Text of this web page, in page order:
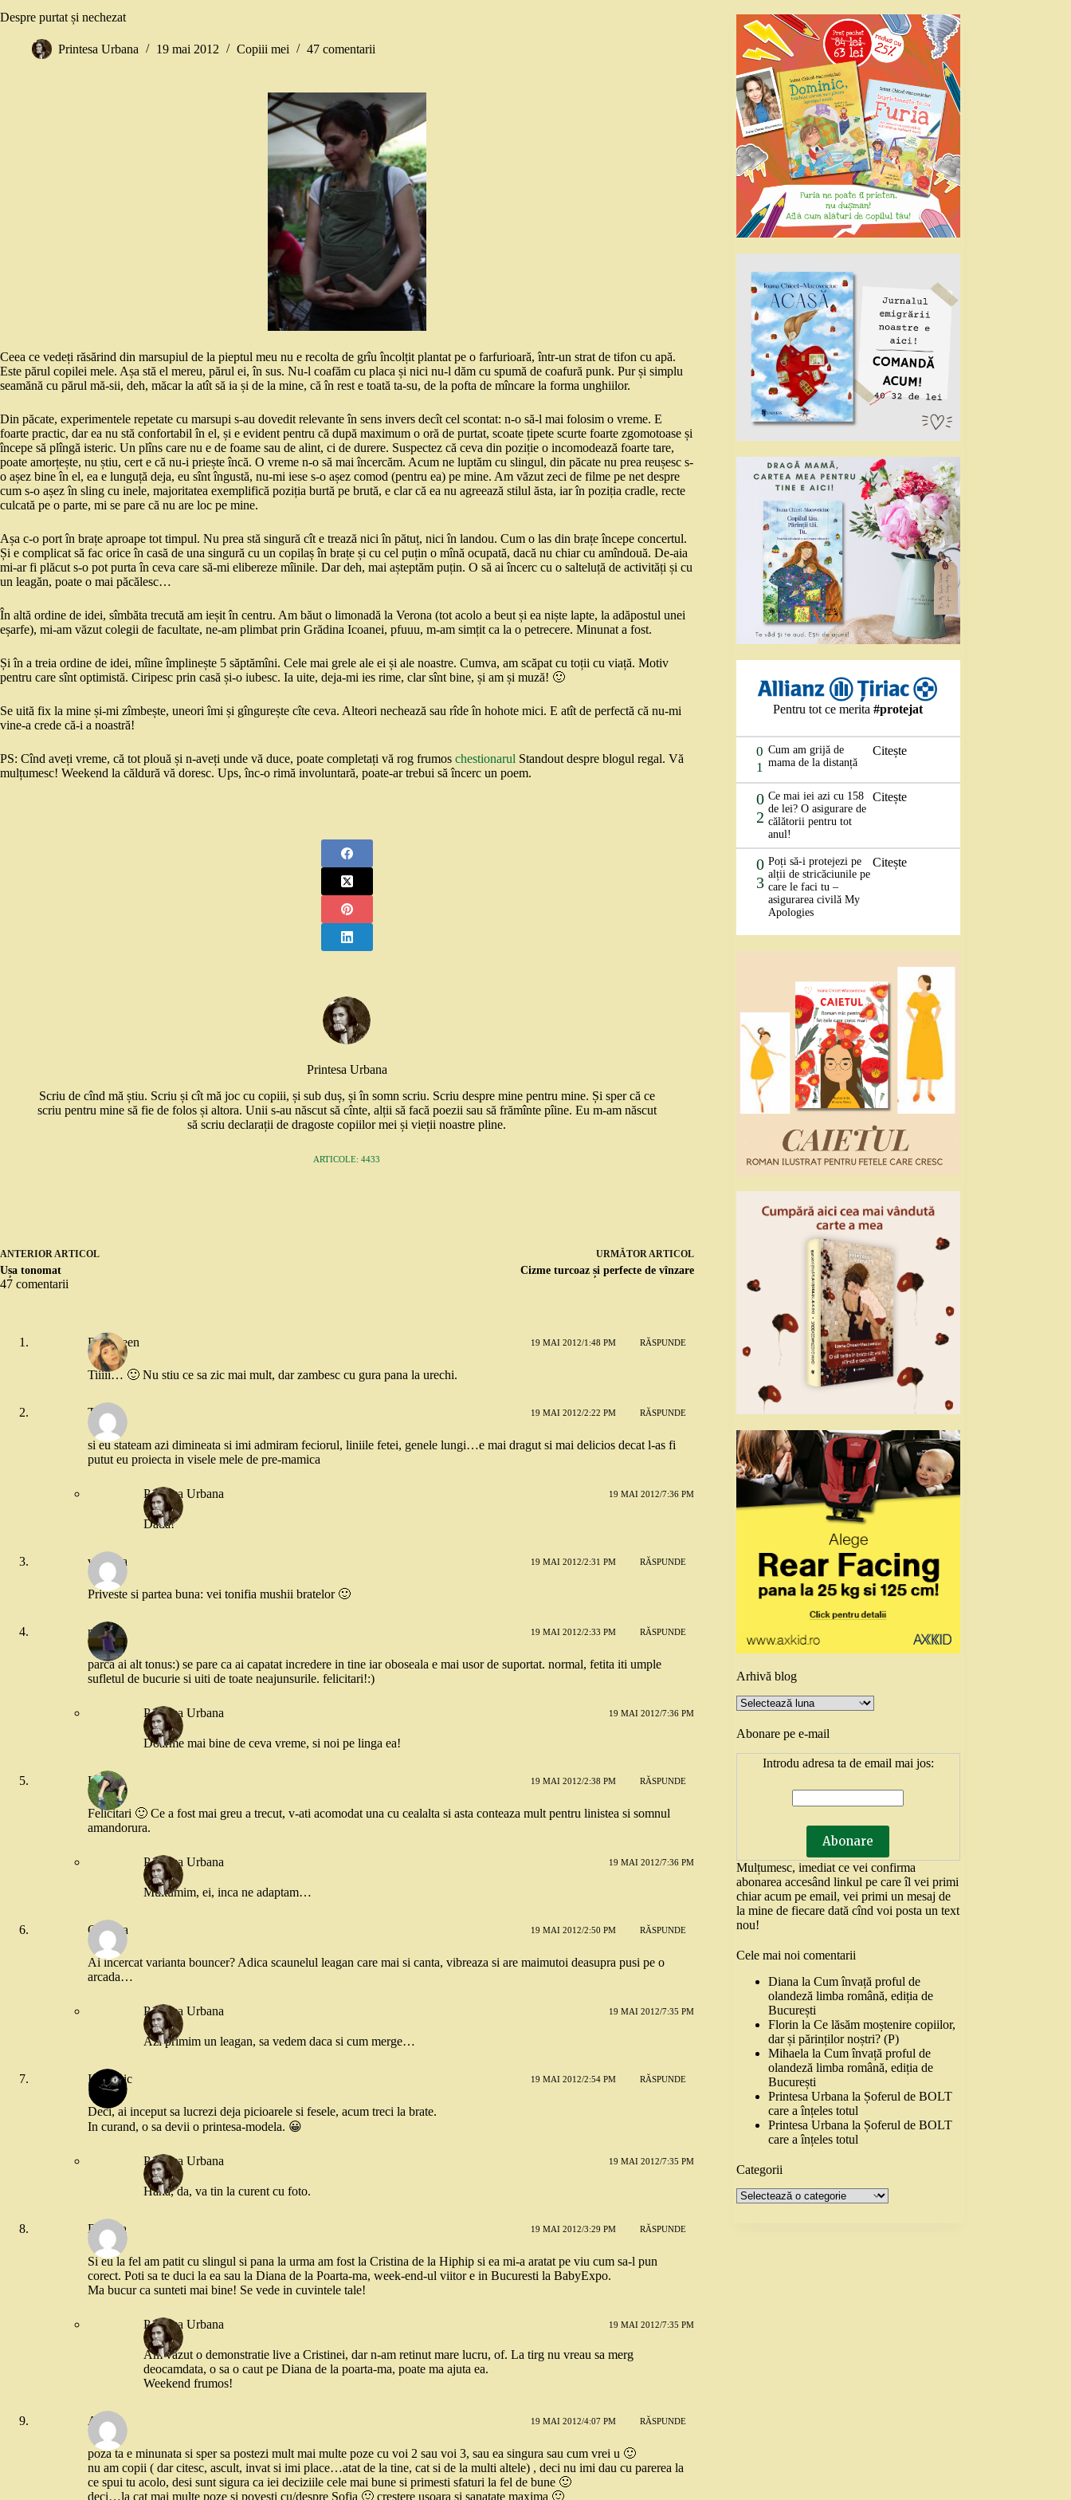
Despre purtat și nechezat
Printesa Urbana 19 mai 2012 Copiii mei 47 comentarii
Ceea ce vedeți răsărind din marsupiul de la pieptul meu nu e recolta de grîu încolțit plantat pe o farfurioară, într-un strat de tifon cu apă.
Este părul copilei mele. Așa stă el mereu, părul ei, în sus. Nu-l coafăm cu placa și nici nu-l dăm cu spumă de coafură punk. Pur și simplu
seamănă cu părul mă-sii, deh, măcar la atît să ia și de la mine, că în rest e toată ta-su, de la pofta de mîncare la forma unghiilor.
Din păcate, experimentele repetate cu marsupi s-au dovedit relevante în sens invers decît cel scontat: n-o să-l mai folosim o vreme. E
foarte practic, dar ea nu stă confortabil în el, și e evident pentru că după maximum o oră de purtat, scoate țipete scurte foarte zgomotoase și
începe să plîngă isteric. Un plîns care nu e de foame sau de alint, ci de durere. Suspectez că ceva din poziție o incomodează foarte tare,
poate amorțește, nu știu, cert e că nu-i priește încă. O vreme n-o să mai încercăm. Acum ne luptăm cu slingul, din păcate nu prea reușesc s-
o așez bine în el, ea e lunguță deja, eu sînt îngustă, nu-mi iese s-o așez comod (pentru ea) pe mine. Am văzut zeci de filme pe net despre
cum s-o așez în sling cu inele, majoritatea exemplifică poziția burtă pe brută, e clar că ea nu agreează stilul ăsta, iar în poziția cradle, recte
culcată pe o parte, mi se pare că nu are loc pe mine.
Așa c-o port în brațe aproape tot timpul. Nu prea stă singură cît e trează nici în pătuț, nici în landou. Cum o las din brațe începe concertul.
Și e complicat să fac orice în casă de una singură cu un copilaș în brațe și cu cel puțin o mînă ocupată, dacă nu chiar cu amîndouă. De-aia
mi-ar fi plăcut s-o pot purta în ceva care să-mi elibereze mîinile. Dar deh, mai așteptăm puțin. O să ai încerc cu o salteluță de activități și cu
un leagăn, poate o mai păcălesc…
În altă ordine de idei, sîmbăta trecută am ieșit în centru. Am băut o limonadă la Verona (tot acolo a beut și ea niște lapte, la adăpostul unei
eșarfe), mi-am văzut colegii de facultate, ne-am plimbat prin Grădina Icoanei, pfuuu, m-am simțit ca la o petrecere. Minunat a fost.
Și în a treia ordine de idei, mîine împlinește 5 săptămîni. Cele mai grele ale ei și ale noastre. Cumva, am scăpat cu toții cu viață. Motiv
pentru care sînt optimistă. Ciripesc prin casă și-o iubesc. Ia uite, deja-mi ies rime, clar sînt bine, și am și muză! 🙂
Se uită fix la mine și-mi zîmbește, uneori îmi și gîngurește cîte ceva. Alteori nechează sau rîde în hohote mici. E atît de perfectă că nu-mi
vine-a crede că-i a noastră!
PS: Cînd aveți vreme, că tot plouă și n-aveți unde vă duce, poate completați vă rog frumos chestionarul Standout despre blogul regal. Vă
mulțumesc! Weekend la căldură vă doresc. Ups, înc-o rimă involuntară, poate-ar trebui să încerc un poem.
Printesa Urbana
Scriu de cînd mă știu. Scriu și cît mă joc cu copiii, și sub duș, și în somn scriu. Scriu despre mine pentru mine. Și sper că ce
scriu pentru mine să fie de folos și altora. Unii s-au născut să cînte, alții să facă poezii sau să frămînte pîine. Eu m-am născut
să scriu declarații de dragoste copiilor mei și vieții noastre pline.
ARTICOLE: 4433
ANTERIORARTICOL
Ușa tonomat
URMĂTORARTICOL
Cizme turcoaz și perfecte de vînzare
47 comentarii
Evergreen 19 MAI 2012/1:48 PM RĂSPUNDE
Tiiiii… 🙂 Nu stiu ce sa zic mai mult, dar zambesc cu gura pana la urechi.
Teo 19 MAI 2012/2:22 PM RĂSPUNDE
si eu stateam azi dimineata si imi admiram feciorul, liniile fetei, genele lungi…e mai dragut si mai delicios decat l-as fi
putut eu proiecta in visele mele de pre-mamica
Printesa Urbana 19 MAI 2012/7:36 PM
Dada!
veverita 19 MAI 2012/2:31 PM RĂSPUNDE
Priveste si partea buna: vei tonifia mushii bratelor 🙂
roberts 19 MAI 2012/2:33 PM RĂSPUNDE
parca ai alt tonus:) se pare ca ai capatat incredere in tine iar oboseala e mai usor de suportat. normal, fetita iti umple
sufletul de bucurie si uiti de toate neajunsurile. felicitari!:)
Printesa Urbana 19 MAI 2012/7:36 PM
Doarme mai bine de ceva vreme, si noi pe linga ea!
Liviuta 19 MAI 2012/2:38 PM RĂSPUNDE
Felicitari 🙂 Ce a fost mai greu a trecut, v-ati acomodat una cu cealalta si asta conteaza mult pentru linistea si somnul
amandorura.
Printesa Urbana 19 MAI 2012/7:36 PM
Multumim, ei, inca ne adaptam…
Codrina 19 MAI 2012/2:50 PM RĂSPUNDE
Ai incercat varianta bouncer? Adica scaunelul leagan care mai si canta, vibreaza si are maimutoi deasupra pusi pe o
arcada…
Printesa Urbana 19 MAI 2012/7:35 PM
Azi primim un leagan, sa vedem daca si cum merge…
Intuneric 19 MAI 2012/2:54 PM RĂSPUNDE
Deci, ai inceput sa lucrezi deja picioarele si fesele, acum treci la brate.
In curand, o sa devii o printesa-modela. 😀
Printesa Urbana 19 MAI 2012/7:35 PM
Haha, da, va tin la curent cu foto.
Daniela 19 MAI 2012/3:29 PM RĂSPUNDE
Si eu la fel am patit cu slingul si pana la urma am fost la Cristina de la Hiphip si ea mi-a aratat pe viu cum sa-l pun
corect. Poti sa te duci la ea sau la Diana de la Poarta-ma, week-end-ul viitor e in Bucuresti la BabyExpo.
Ma bucur ca sunteti mai bine! Se vede in cuvintele tale!
Printesa Urbana 19 MAI 2012/7:35 PM
Am vazut o demonstratie live a Cristinei, dar n-am retinut mare lucru, of. La tirg nu vreau sa merg
deocamdata, o sa o caut pe Diana de la poarta-ma, poate ma ajuta ea.
Weekend frumos!
Alina 19 MAI 2012/4:07 PM RĂSPUNDE
poza ta e minunata si sper sa postezi mult mai multe poze cu voi 2 sau voi 3, sau ea singura sau cum vrei u 🙂
nu am copii ( dar citesc, ascult, invat si imi place…atat de la tine, cat si de la multi altele) , deci nu imi dau cu parerea la
ce spui tu acolo, desi sunt sigura ca iei deciziile cele mai bune si primesti sfaturi la fel de bune 🙂
deci…la cat mai multe poze si povesti cu/despre Sofia 🙂 crestere usoara si sanatate maxima 🙂
Pentru tot ce merita#protejat
0
1
Cum am grijă de
mama de la distanță
Citește
0
2
Ce mai iei azi cu 158
de lei? O asigurare de
călătorii pentru tot
anul!
Citește
0
3
Poți să-i protejezi pe
alții de stricăciunile pe
care le faci tu –
asigurarea civilă My
Apologies
Citește
Arhivă blog
Arhivă
blog
Abonare pe e-mail
Introdu adresa ta de email mai jos:
Mulțumesc, imediat ce vei confirma
abonarea accesând linkul pe care îl vei primi
chiar acum pe email, vei primi un mesaj de
la mine de fiecare dată cînd voi posta un text
nou!
Cele mai noi comentarii
Diana laCum învață proful de
olandeză limba română, ediția de
București
Florin laCe lăsăm moștenire copiilor,
dar și părinților noștri? (P)
Mihaela laCum învață proful de
olandeză limba română, ediția de
București
Printesa Urbana la Șoferul de BOLT
care a înțeles totul
Printesa Urbana la Șoferul de BOLT
care a înțeles totul
Categorii
Categorii